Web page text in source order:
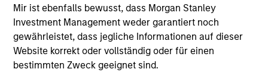
Mir ist ebenfalls bewusst, dass Morgan Stanley
Investment Management weder garantiert noch
gewährleistet, dass jegliche Informationen auf dieser
Website korrekt oder vollständig oder für einen
bestimmten Zweck geeignet sind.
Calvert Diversity, Equity and Inclusion
Strategy
Calvert Sustainable Diversity, Equity and